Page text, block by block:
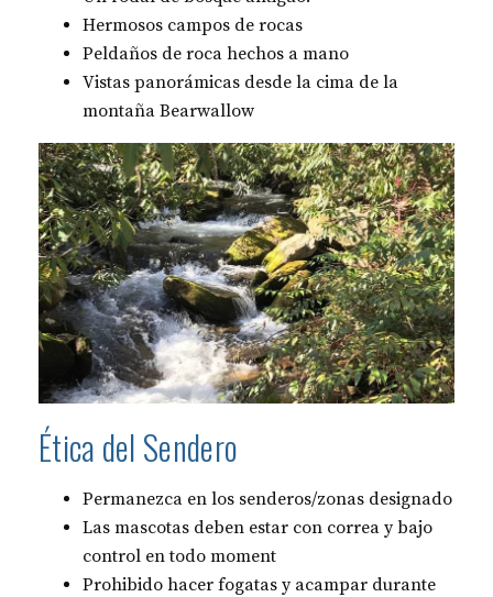
Hermosos campos de rocas
Peldaños de roca hechos a mano
Vistas panorámicas desde la cima de la
montaña Bearwallow
Ética del Sendero
Permanezca en los senderos/zonas designado
Las mascotas deben estar con correa y bajo
control en todo moment
Prohibido hacer fogatas y acampar durante